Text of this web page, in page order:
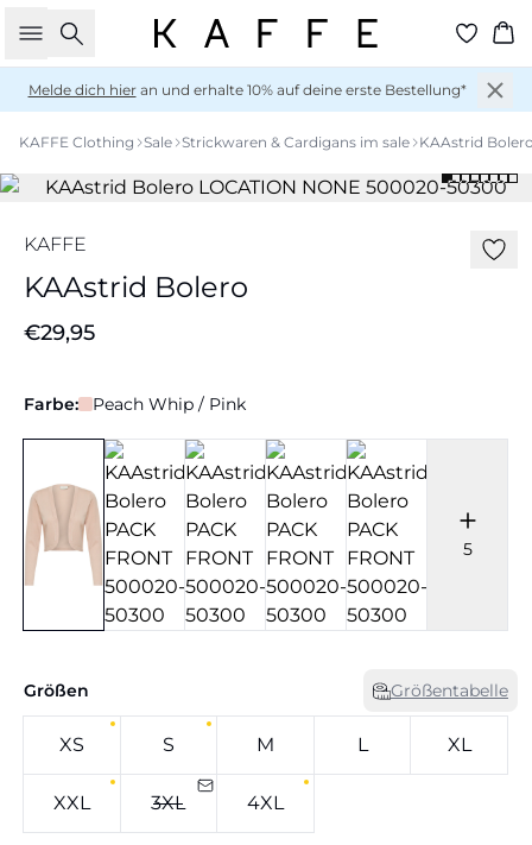
Suche
Melde dich hieran und erhalte 10% auf deine erste Bestellung*
KAFFE Clothing Sale Strickwaren & Cardigans im sale KAAstrid
KAFFE
KAAstrid Bolero
€29,95
Farbe: Peach Whip / Pink
5
Größen Größentabelle
XS S M L XL
XXL 3XL 4XL